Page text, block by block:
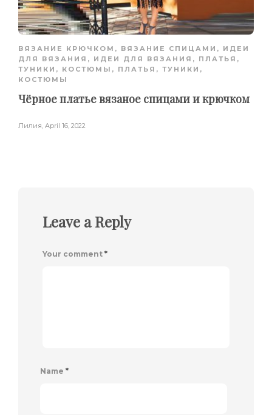
ВЯЗАНИЕ КРЮЧКОМ , ВЯЗАНИЕ СПИЦАМИ , ИДЕИ
ДЛЯ ВЯЗАНИЯ , ИДЕИ ДЛЯ ВЯЗАНИЯ , ПЛАТЬЯ,
ТУНИКИ, КОСТЮМЫ , ПЛАТЬЯ, ТУНИКИ,
КОСТЮМЫ
Чёрное платье вязаное спицами и крючком
Лилия, April 16, 2022
Leave a Reply
Your comment *
Name *